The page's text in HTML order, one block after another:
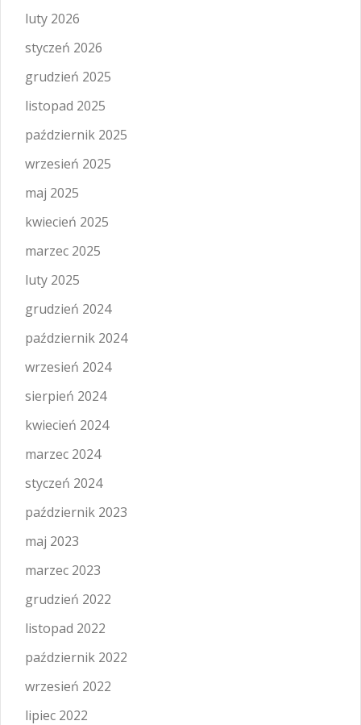
luty 2026
styczeń 2026
grudzień 2025
listopad 2025
październik 2025
wrzesień 2025
maj 2025
kwiecień 2025
marzec 2025
luty 2025
grudzień 2024
październik 2024
wrzesień 2024
sierpień 2024
kwiecień 2024
marzec 2024
styczeń 2024
październik 2023
maj 2023
marzec 2023
grudzień 2022
listopad 2022
październik 2022
wrzesień 2022
lipiec 2022